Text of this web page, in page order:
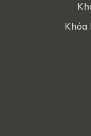
Khóa